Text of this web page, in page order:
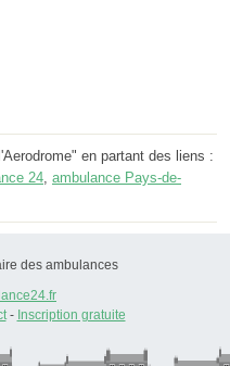
en partant des liens :
24, ambulance Pays-de-
des ambulances
- Inscription gratuite